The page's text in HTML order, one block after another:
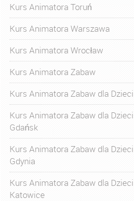
Kurs Animatora Toruń
Kurs Animatora Warszawa
Kurs Animatora Wrocław
Kurs Animatora Zabaw
Kurs Animatora Zabaw dla Dzieci
Kurs Animatora Zabaw dla Dzieci
Gdańsk
Kurs Animatora Zabaw dla Dzieci
Gdynia
Kurs Animatora Zabaw dla Dzieci
Katowice